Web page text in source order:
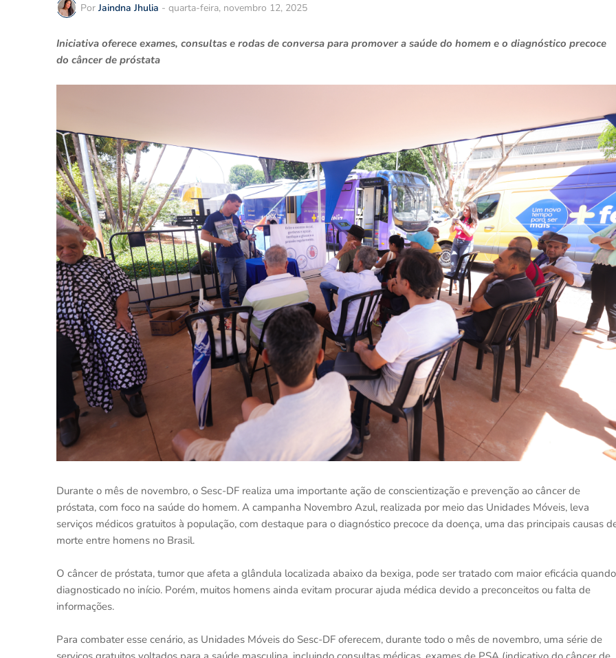
Por Jaindna Jhulia - quarta-feira, novembro 12, 2025
Iniciativa oferece exames, consultas e rodas de conversa para promover a saúde do homem e o diagnóstico precoce
do câncer de próstata
Durante o mês de novembro, o Sesc-DF realiza uma importante ação de conscientização e prevenção ao câncer de
próstata, com foco na saúde do homem. A campanha Novembro Azul, realizada por meio das Unidades Móveis, leva
serviços médicos gratuitos à população, com destaque para o diagnóstico precoce da doença, uma das principais causas
morte entre homens no Brasil.
O câncer de próstata, tumor que afeta a glândula localizada abaixo da bexiga, pode ser tratado com maior eficácia quando
diagnosticado no início. Porém, muitos homens ainda evitam procurar ajuda médica devido a preconceitos ou falta de
informações.
Para combater esse cenário, as Unidades Móveis do Sesc-DF oferecem, durante todo o mês de novembro, uma série de